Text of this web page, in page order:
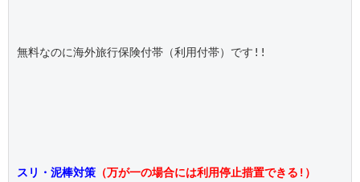
無料なのに海外旅行保険付帯（利用付帯）です!!
スリ・泥棒対策 （万が一の場合には利用停止措置できる!）